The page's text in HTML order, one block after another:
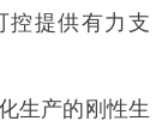
控提供有力支
生产的刚性生